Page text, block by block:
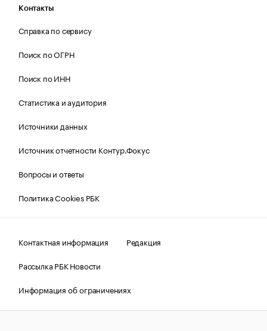
Контакты
Справка по сервису
Поиск по ОГРН
Поиск по ИНН
Статистика и аудитория
Источники данных
Источник отчетности Контур.Фокус
Вопросы и ответы
Политика Cookies РБК
Контактная информация
Редакция
Рассылка РБК Новости
Информация об ограничениях
Правовая информация
О соблюдении авторских прав